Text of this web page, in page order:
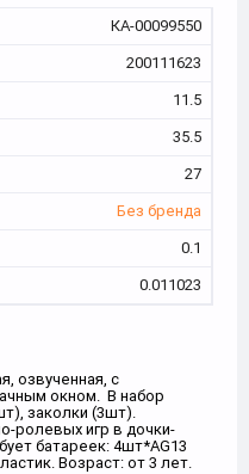
КА-00099550
200111623
11.5
35.5
27
Без бренда
0.1
0.011023
озвученная, с
окном. В набор
заколки (3шт).
ролевых игр в дочки-
батареек: 4шт*AG13
Возраст: от 3 лет.